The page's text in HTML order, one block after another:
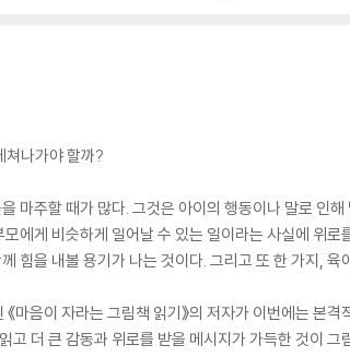
쳐나가야 할까?
마주할 때가 많다. 그것은 아이의 행동이나 말로 인
에게 비슷하게 일어날 수 있는 일이라는 사실에 위
힘을 내볼 용기가 나는 것이다. 그리고 또 한 가지,
마음이 자라는 그림책 읽기》의 저자가 이번에는 본
고 더 큰 감동과 위로를 받을 메시지가 가득한 것이 그